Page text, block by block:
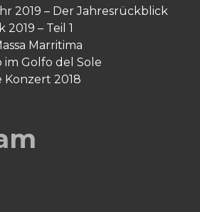
2019 – Der Jahresrückblick
– Teil 1
Marritima
Golfo del Sole
Konzert 2018